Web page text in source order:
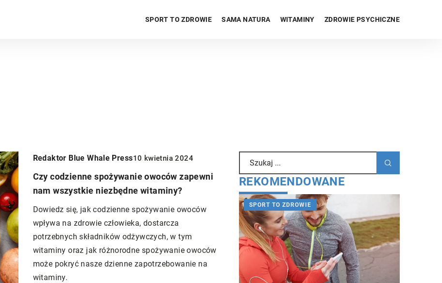
SPORT TO ZDROWIE SAMA NATURA WITAMINY ZDROWIE PSYCHICZNE
Redaktor Blue Whale Press10 kwietnia 2024
Czy codzienne spożywanie owoców zapewni
nam wszystkie niezbędne witaminy?
Dowiedz się, jak codzienne spożywanie owoców
wpływa na zdrowie człowieka, dostarcza
potrzebnych składników odżywczych, w tym
witaminy oraz jak różnorodne spożywanie owoców
może pokryć nasze dzienne zapotrzebowanie na
witaminy.
REKOMENDOWANE
ZDROWIE PSYCHICZNE SPORT TO ZDROWIE